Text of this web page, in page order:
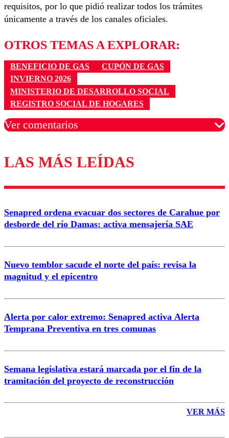
requisitos, por lo que pidió realizar todos los trámites
únicamente a través de los canales oficiales.
OTROS TEMAS A EXPLORAR:
BENEFICIO DE GAS
CUPÓN DE GAS
INVIERNO 2026
MINISTERIO DE DESARROLLO SOCIAL
REGISTRO SOCIAL DE HOGARES
Ver comentarios
Los comentarios son moderados para garantizar un
diálogo respetuoso.
Correo
LAS MÁS LEÍDAS
Senapred ordena evacuar dos sectores de Carahue por
desborde del río Damas: activa mensajería SAE
Nuevo temblor sacude el norte del país: revisa la
magnitud y el epicentro
Alerta por calor extremo: Senapred activa Alerta
Temprana Preventiva en tres comunas
Semana legislativa estará marcada por el fin de la
tramitación del proyecto de reconstrucción
VER MÁS